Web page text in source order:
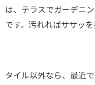
は、テラスでガーデニ
です。汚れればササッを
タイル以外なら、最近